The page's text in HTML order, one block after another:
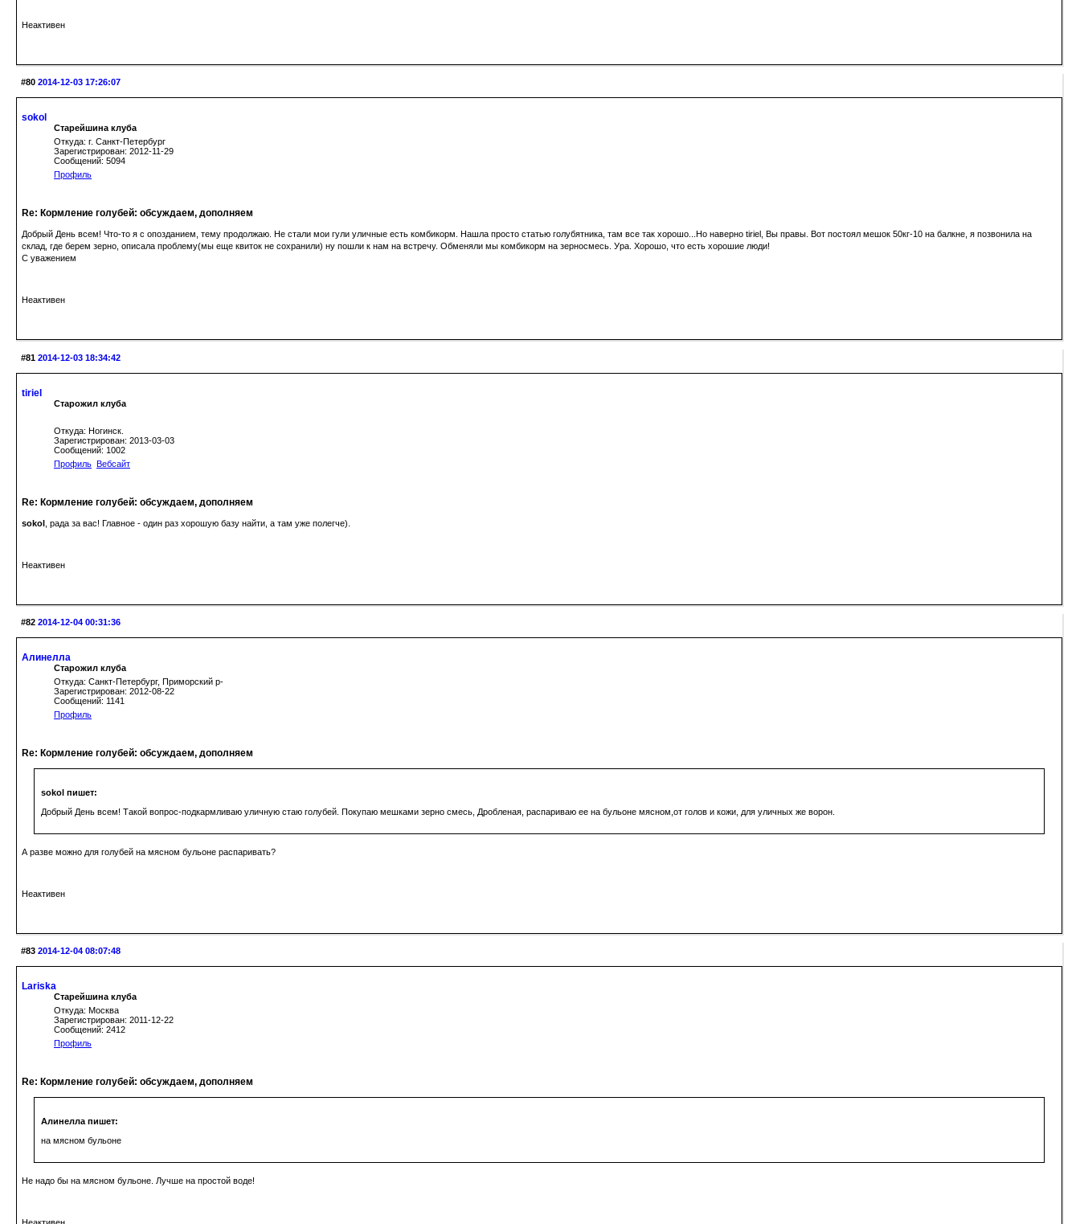
Неактивен
#80 2014-12-03 17:26:07
sokol
Старейшина клуба
Откуда: г. Санкт-Петербург
Зарегистрирован: 2012-11-29
Сообщений: 5094
Профиль
Re: Кормление голубей: обсуждаем, дополняем
Добрый День всем! Что-то я с опозданием, тему продолжаю. Не стали мои гули уличные есть комбикорм. Нашла просто статью голубятника, там все так хорошо...Но наверно tiriel, Вы правы. Вот постоял мешок 50кг-10 на балкне, я позвонила на
склад, где берем зерно, описала проблему(мы еще квиток не сохранили) ну пошли к нам на встречу. Обменяли мы комбикорм на зерносмесь. Ура. Хорошо, что есть хорошие люди!
С уважением
Неактивен
#81 2014-12-03 18:34:42
tiriel
Старожил клуба
Откуда: Ногинск.
Зарегистрирован: 2013-03-03
Сообщений: 1002
Профиль Вебсайт
Re: Кормление голубей: обсуждаем, дополняем
sokol , рада за вас! Главное - один раз хорошую базу найти, а там уже полегче).
Неактивен
#82 2014-12-04 00:31:36
Алинелла
Старожил клуба
Откуда: Санкт-Петербург, Приморский р-
Зарегистрирован: 2012-08-22
Сообщений: 1141
Профиль
Re: Кормление голубей: обсуждаем, дополняем
sokol пишет:
Добрый День всем! Такой вопрос-подкармливаю уличную стаю голубей. Покупаю мешками зерно смесь, Дробленая, распариваю ее на бульоне мясном,от голов и кожи, для уличных же ворон.
А разве можно для голубей на мясном бульоне распаривать?
Неактивен
#83 2014-12-04 08:07:48
Lariska
Старейшина клуба
Откуда: Москва
Зарегистрирован: 2011-12-22
Сообщений: 2412
Профиль
Re: Кормление голубей: обсуждаем, дополняем
Алинелла пишет:
на мясном бульоне
Не надо бы на мясном бульоне. Лучше на простой воде!